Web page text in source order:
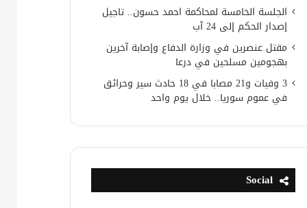
الجلسة الخامسة لمحاكمة احمد حسون.. تاجيل
إصدار الحكم إلى 24 آب
مقتل عنصرين في وزارة الدفاع وإصابة آخرين
بهجومين مسلحين في درعا
3 وفيات و21 مصابا في 18 حادث سير وحرائق
في عموم سوريا.. خلال يوم واحد
Social